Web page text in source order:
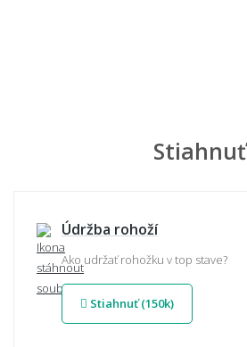
Stiahnuť
Údržba rohoží
Ako udržať rohožku v top stave?
Stiahnuť (150k)